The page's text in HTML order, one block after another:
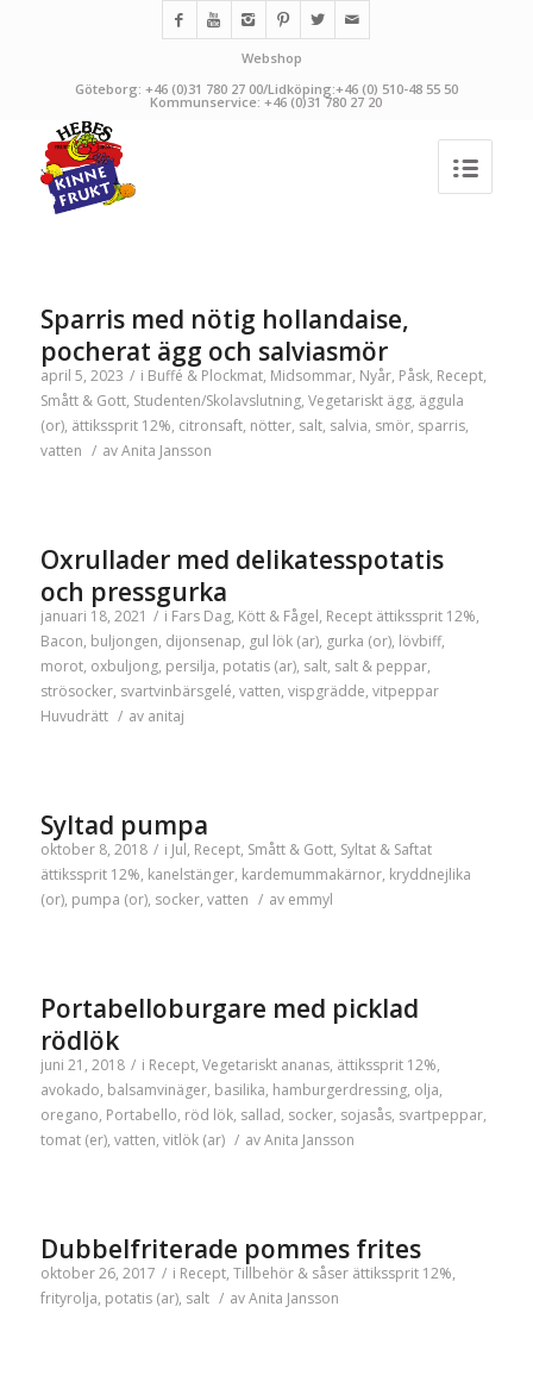
Webshop
Göteborg: +46 (0)31 780 27 00/Lidköping:+46 (0) 510-48 55 50
Kommunservice: +46 (0)31 780 27 20
Sparris med nötig hollandaise,
pocherat ägg och salviasmör
april 5, 2023 / i Buffé & Plockmat, Midsommar, Nyår, Påsk, Recept,
Smått & Gott, Studenten/Skolavslutning, Vegetariskt ägg, äggula
(or), ättikssprit 12%, citronsaft, nötter, salt, salvia, smör, sparris,
vatten / avAnita Jansson
Oxrullader med delikatesspotatis
och pressgurka
januari 18, 2021 / i Fars Dag, Kött & Fågel, Recept ättikssprit 12%,
Bacon, buljongen, dijonsenap, gul lök (ar), gurka (or), lövbiff,
morot, oxbuljong, persilja, potatis (ar), salt, salt & peppar,
strösocker, svartvinbärsgelé, vatten, vispgrädde, vitpeppar
Huvudrätt / av anitaj
Syltad pumpa
oktober 8, 2018 / i Jul, Recept, Smått & Gott, Syltat & Saftat
ättikssprit 12%, kanelstänger, kardemummakärnor, kryddnejlika
(or), pumpa (or), socker, vatten / av emmyl
Portabelloburgare med picklad
rödlök
juni 21, 2018 / i Recept, Vegetariskt ananas, ättikssprit 12%,
avokado, balsamvinäger, basilika, hamburgerdressing, olja,
oregano, Portabello, röd lök, sallad, socker, sojasås, svartpeppar,
tomat (er), vatten, vitlök (ar) / avAnita Jansson
Dubbelfriterade pommes frites
oktober 26, 2017 / i Recept, Tillbehör & såser ättikssprit 12%,
frityrolja, potatis (ar), salt / avAnita Jansson